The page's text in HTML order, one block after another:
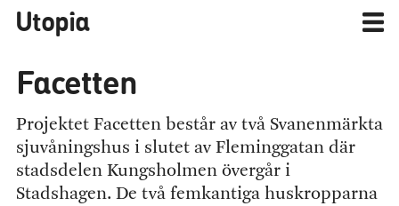
Utopia
Facetten
Projektet Facetten består av två Svanenmärkta
sjuvåningshus i slutet av Fleminggatan där
stadsdelen Kungsholmen övergår i
Stadshagen. De två femkantiga huskropparna